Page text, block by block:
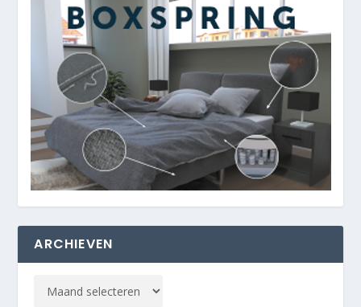
ARCHIEVEN